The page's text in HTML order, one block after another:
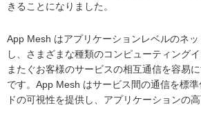
きることになりました。
App Mesh はアプリケーションレベルのネ
し、さまざまな種類のコンピューティング
またぐお客様のサービスの相互通信を容易
です。App Mesh はサービス間の通信を標
ドの可視性を提供し、アプリケーションの